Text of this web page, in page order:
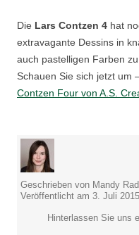
Die Lars Contzen 4 hat
extravagante Dessins in
auch pastelligen Farben zu
Schauen Sie sich jetzt um
Contzen Four von A.S.
Geschrieben von Mandy
Veröffentlicht am 3. Juli 2015
Hinterlassen Sie uns